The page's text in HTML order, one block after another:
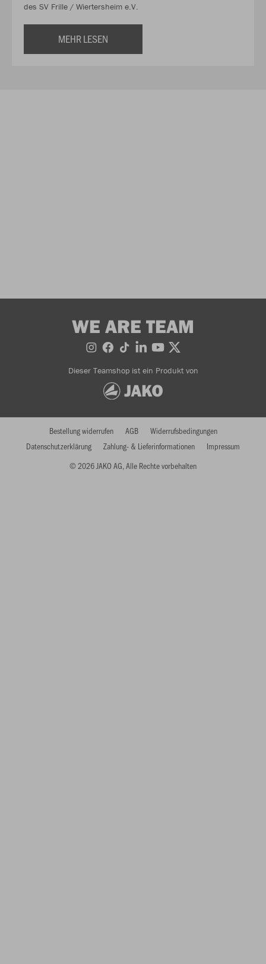
des SV Frille / Wiertersheim e.V.
MEHR LESEN
WE ARE TEAM
Dieser Teamshop ist ein Produkt von
© 2026 JAKO AG, Alle Rechte vorbehalten
Bestellung widerrufen AGB
Widerrufsbedingungen
Datenschutzerklärung
Zahlung- & Lieferinformationen Impressum